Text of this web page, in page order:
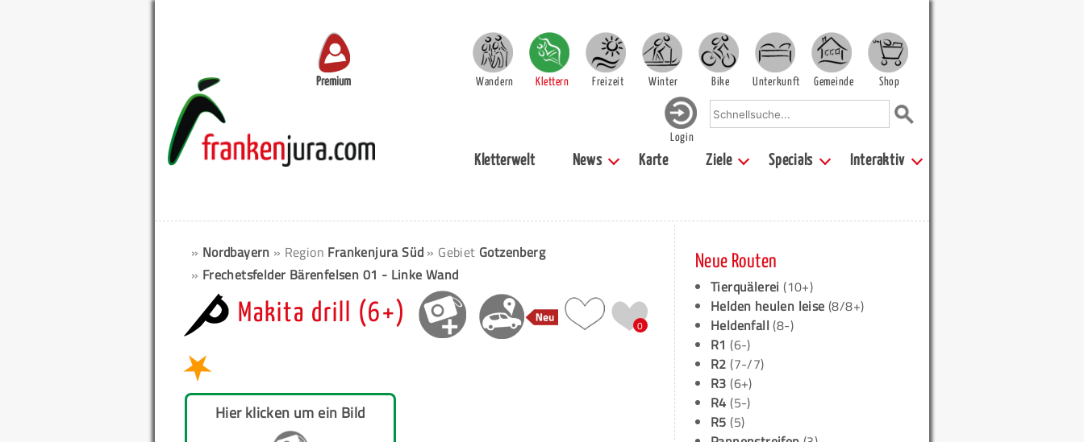
Premium Wandern Klettern Freizeit Winter Bike Unterkunft Gemeinde Shop
Login
Kletterwelt News Karte Ziele Specials Interaktiv
» Nordbayern » Region Frankenjura Süd » Gebiet Gotzenberg
» Frechetsfelder Bärenfelsen 01 - Linke Wand
Makita drill (6+) 0
Hier klicken um ein Bild
Neue Routen
Tierquälerei (10+)
Helden heulen leise(8/8+)
Heldenfall(8-)
R1 (6-)
R2 (7-/7)
R3 (6+)
R4 (5-)
R5 (5)